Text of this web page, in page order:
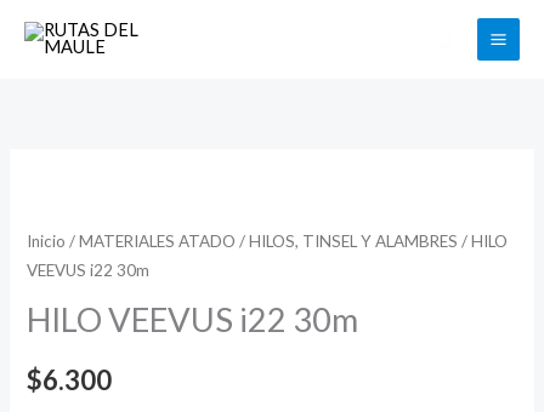
Buscar
Inicio /MATERIALES ATADO /HILOS, TINSEL Y ALAMBRES / HILO
VEEVUS i22 30m
HILO VEEVUS i22 30m
$6.300
i22
30m
cantidad